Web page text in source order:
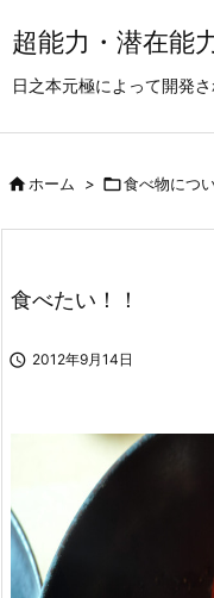
超能力・潜在能
日之本元極によって開発
ホーム > 食べ物につ
食べたい！！
 2012年9月14日